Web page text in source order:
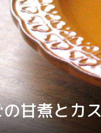
甘煮とカ